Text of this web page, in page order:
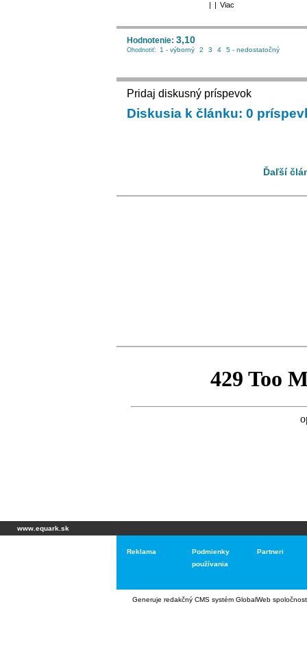
| | Viac
Hodnotenie: 3,10
Ohodnotiť: 1 - výborný 2 3 4 5 - nedostatočný
Pridaj diskusný príspevok
Diskusia k článku: 0
Ďaľší
www.equark.sk
Reklama
Podmienky
používania
Partneri
Generuje redakčný CMS systém GlobalWeb